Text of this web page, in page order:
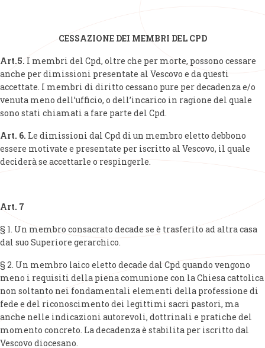
CESSAZIONE DEI MEMBRI DEL CPD
Art.5. I membri del Cpd, oltre che per morte, possono cessare
anche per dimissioni presentate al Vescovo e da questi
accettate. I membri di diritto cessano pure per decadenza e/o
venuta meno dell’ufficio, o dell’incarico in ragione del quale
sono stati chiamati a fare parte del Cpd.
Art. 6. Le dimissioni dal Cpd di un membro eletto debbono
essere motivate e presentate per iscritto al Vescovo, il quale
deciderà se accettarle o respingerle.
Art. 7
§ 1. Un membro consacrato decade se è trasferito ad altra casa
dal suo Superiore gerarchico.
§ 2. Un membro laico eletto decade dal Cpd quando vengono
meno i requisiti della piena comunione con la Chiesa cattolica
non soltanto nei fondamentali elementi della professione di
fede e del riconoscimento dei legittimi sacri pastori, ma
anche nelle indicazioni autorevoli, dottrinali e pratiche del
momento concreto. La decadenza è stabilita per iscritto dal
Vescovo diocesano.